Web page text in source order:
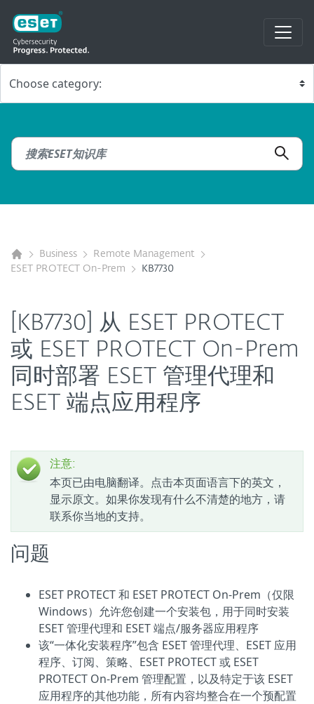
Business
Remote Management
ESET PROTECT On-Prem
KB7730
[KB7730] 从 ESET PROTECT
或 ESET PROTECT On-Prem
同时部署 ESET 管理代理和
ESET 端点应用程序
注意:
本页已由电脑翻译。点击本页面语言下的英文，
显示原文。如果你发现有什么不清楚的地方，请
联系你当地的支持。
问题
ESET PROTECT 和 ESET PROTECT On-Prem（仅限
Windows）允许您创建一个安装包，用于同时安装
ESET 管理代理和 ESET 端点/服务器应用程序
该“一体化安装程序”包含 ESET 管理代理、ESET 应用
程序、订阅、策略、ESET PROTECT 或 ESET
PROTECT On-Prem 管理配置，以及特定于该 ESET
应用程序的其他功能，所有内容均整合在一个预配置